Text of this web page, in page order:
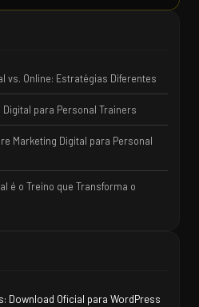
vs. Online: Estratégias Diferentes
para Personal Trainers
Marketing Digital para Personal
é o Treino que Transforma o
Download Oficial para WordPress